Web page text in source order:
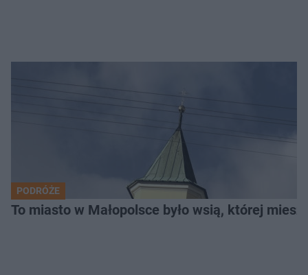
PODRÓŻE
To miasto w Małopolsce było wsią, której